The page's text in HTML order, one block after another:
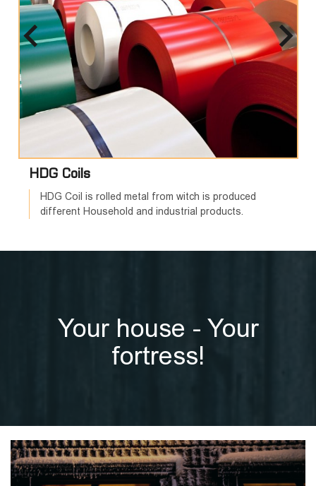
HDG Coils
HDG Coil is rolled metal from witch is produced
different Household and industrial products.
Your house - Your
fortress!